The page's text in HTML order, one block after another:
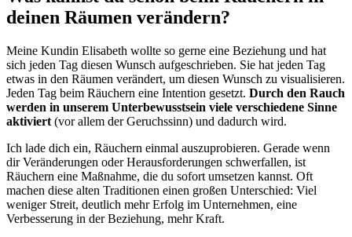
deinen Räumen verändern?
Meine Kundin Elisabeth wollte so gerne eine Beziehung und hat
sich jeden Tag diesen Wunsch aufgeschrieben. Sie hat jeden Tag
etwas in den Räumen verändert, um diesen Wunsch zu visualisieren.
Jeden Tag beim Räuchern eine Intention gesetzt. Durch den Rauch
werden in unserem Unterbewusstsein viele verschiedene Sinne
aktiviert (vor allem der Geruchssinn) und dadurch wird.
Ich lade dich ein, Räuchern einmal auszuprobieren. Gerade wenn
dir Veränderungen oder Herausforderungen schwerfallen, ist
Räuchern eine Maßnahme, die du sofort umsetzen kannst. Oft
machen diese alten Traditionen einen großen Unterschied: Viel
weniger Streit, deutlich mehr Erfolg im Unternehmen, eine
Verbesserung in der Beziehung, mehr Kraft.